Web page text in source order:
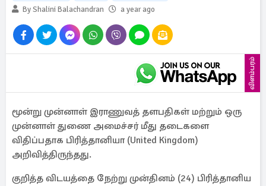
By Shalini Balachandran
a year ago
விளம்பரம்
மூன்று முன்னாள் இராணுவத் தளபதிகள் மற்றும் ஒரு
முன்னாள் துணை அமைச்சர் மீது தடைகளை
விதிப்பதாக பிரித்தானியா (United Kingdom)
அறிவித்திருந்தது.
குறித்த விடயத்தை நேற்று முன்தினம் (24) பிரித்தானிய